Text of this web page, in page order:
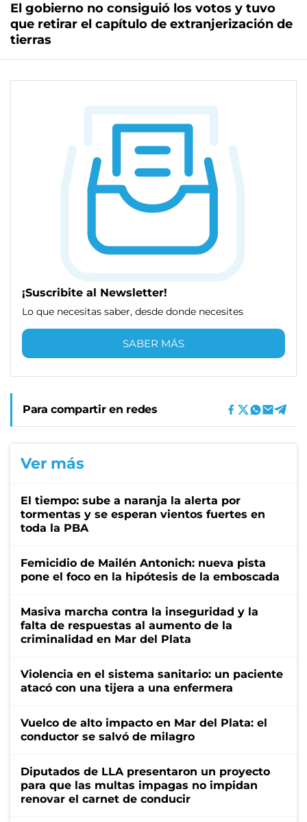
El gobierno no consiguió los votos y tuvo
que retirar el capítulo de extranjerización de
tierras
¡Suscribite al Newsletter!
Lo que necesitas saber, desde donde necesites
SABER MÁS
Para compartir en redes
Ver más
El tiempo: sube a naranja la alerta por
tormentas y se esperan vientos fuertes en
toda la PBA
Femicidio de Mailén Antonich: nueva pista
pone el foco en la hipótesis de la emboscada
Masiva marcha contra la inseguridad y la
falta de respuestas al aumento de la
criminalidad en Mar del Plata
Violencia en el sistema sanitario: un paciente
atacó con una tijera a una enfermera
Vuelco de alto impacto en Mar del Plata: el
conductor se salvó de milagro
Diputados de LLA presentaron un proyecto
para que las multas impagas no impidan
renovar el carnet de conducir